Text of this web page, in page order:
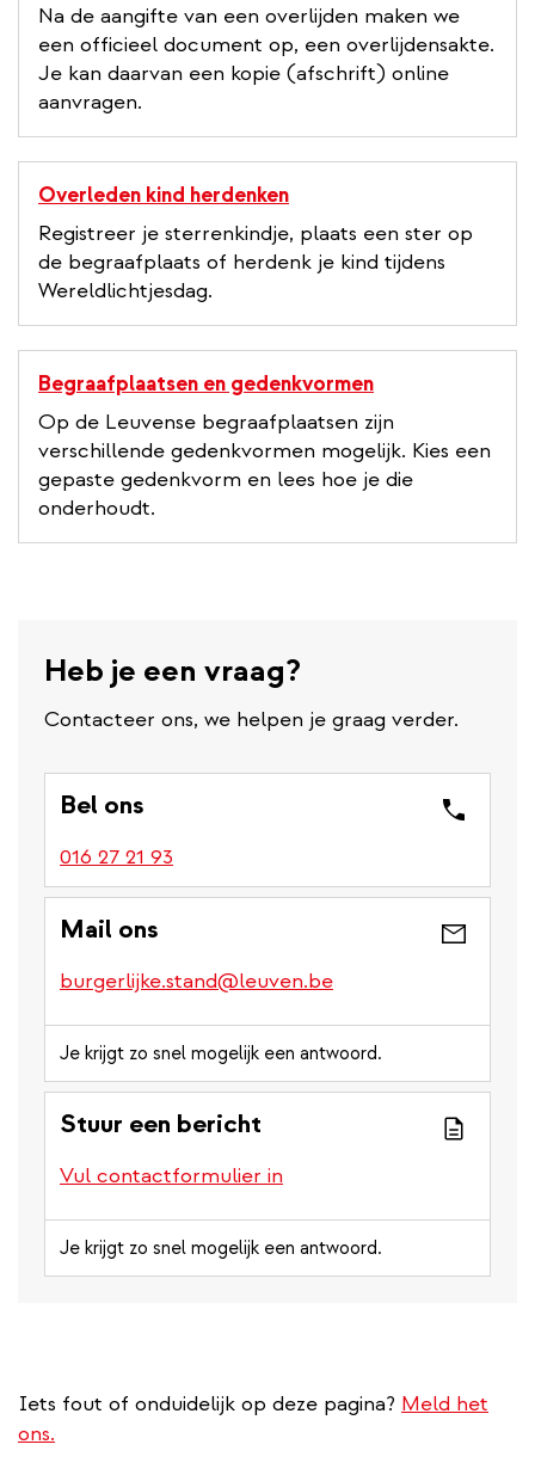
Na de aangifte van een overlijden maken we
een officieel document op, een overlijdensakte.
Je kan daarvan een kopie (afschrift) online
aanvragen.
Overleden kind herdenken
Registreer je sterrenkindje, plaats een ster op
de begraafplaats of herdenk je kind tijdens
Wereldlichtjesdag.
Begraafplaatsen en gedenkvormen
Op de Leuvense begraafplaatsen zijn
verschillende gedenkvormen mogelijk. Kies een
gepaste gedenkvorm en lees hoe je die
onderhoudt.
Heb je een vraag?
Contacteer ons, we helpen je graag verder.
Bel ons
016 27 21 93
Mail ons
burgerlijke.stand@leuven.be
Je krijgt zo snel mogelijk een antwoord.
Stuur een bericht
Vul contactformulier in
Je krijgt zo snel mogelijk een antwoord.
Iets fout of onduidelijk op deze pagina? Meld het
ons.